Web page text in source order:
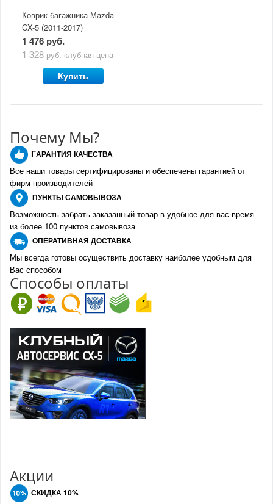
Коврик багажника Mazda
CX-5 (2011-2017)
полиуретановый Norplast
1 476 руб.
1 328 руб. клубная цена
Купить
Почему Мы?
ГАРАНТИЯ КАЧЕСТВА
Все наши товары сертифицированы и обеспечены гарантией от
фирм-производителей
ПУНКТЫ САМОВЫВОЗА
Возможность забрать заказанный товар в удобное для вас время
из более 100 пунктов самовывоза
ОПЕРАТИВНАЯ ДОСТАВКА
Мы всегда готовы осуществить доставку наиболее удобным для
Вас способом
Способы оплаты
Акции
СКИДКА 10%